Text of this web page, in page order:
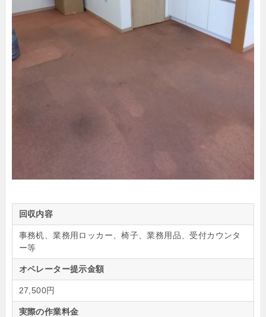
回収内容
事務机、業務用ロッカー、椅子、業務用品、受付カウンタ
ー等
オペレーター提示金額
27,500円
実際の作業料金